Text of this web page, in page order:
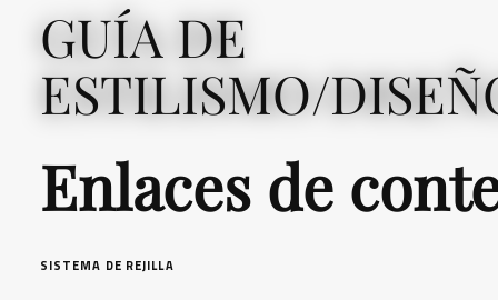
GUÍA DE
ESTILISMO/
Enlaces de
SISTEMA DE REJILLA